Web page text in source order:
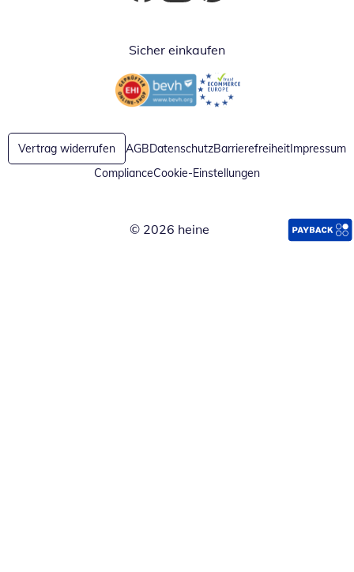
Sicher einkaufen
Öffnet in neuem FensterÖffnet in neuem Fenster
Vertrag widerrufen AGBDatenschutzBarrierefreiheitImpressum
ComplianceCookie-Einstellungen
© 2026 heine